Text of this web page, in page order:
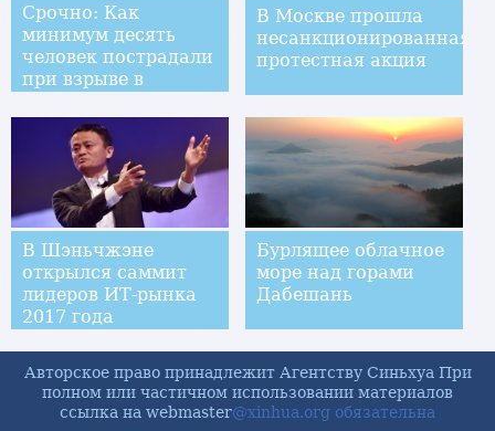
Срочно: Как
минимум десять
человек пострадали
при взрыве в
метро -- РИА
Новости
В Москве прошла
несанкционированная
протестная акция
В Шэньчжэне
открылся саммит
лидеров ИТ-рынка
2017 года
Бурлящее облачное
море над горами
Дабешань
Авторское право принадлежит Агентству Синьхуа При
полном или частичном использовании материалов
ссылка на webmaster@xinhua.org обязательна